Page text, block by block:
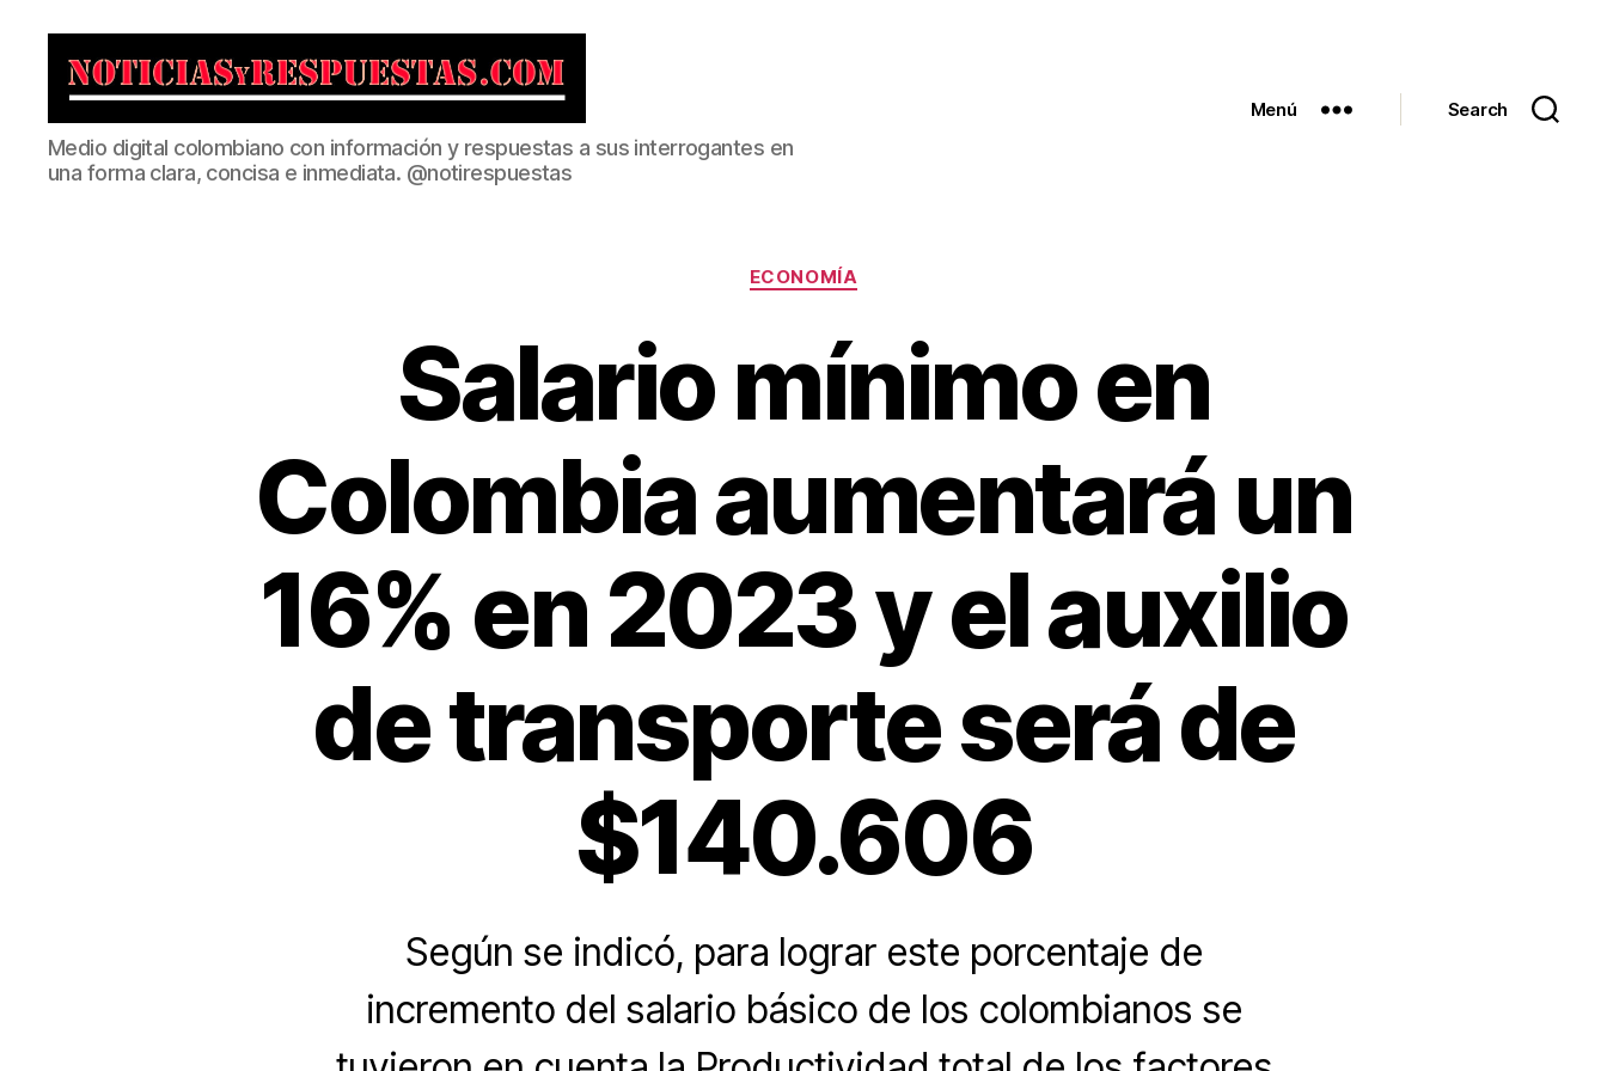
Noticias
y
Respuestas
Medio digital colombiano con información y respuestas a sus interrogantes en
una forma clara, concisa e inmediata. @notirespuestas
Menú Search
Categorías
ECONOMÍA
Salario mínimo en
Colombia aumentará un
16% en 2023 y el auxilio
de transporte será de
$140.606
Según se indicó, para lograr este porcentaje de
incremento del salario básico de los colombianos se